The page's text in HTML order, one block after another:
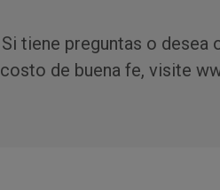
Si tiene preguntas o desea
costo de buena fe, visite